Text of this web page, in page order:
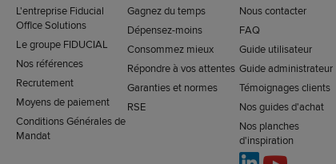
L'entreprise Fiducial
Office Solutions
Le groupe FIDUCIAL
Nos références
Recrutement
Moyens de paiement
Conditions Générales de
Mandat
Gagnez du temps
Dépensez-moins
Consommez mieux
Répondre à vos attentes
Garanties et normes
RSE
Nous contacter
FAQ
Guide utilisateur
Guide administrateur
Témoignages clients
Nos guides d'achat
Nos planches
d'inspiration